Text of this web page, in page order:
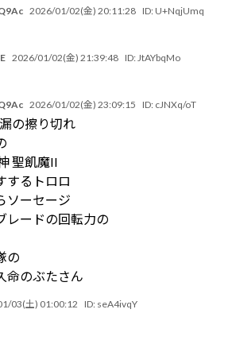
2026/01/02(金) 20:11:28 ID: U+NqjUmq
2026/01/02(金) 21:39:48 ID:JtAYbqMo
2026/01/02(金) 23:09:15 ID: cJNXq/oT
の擦り切れ
聖飢魔II
するトロロ
ソーセージ
レードの回転力の
の
命のぶたさん
03(土) 01:00:12 ID: seA4ivqY